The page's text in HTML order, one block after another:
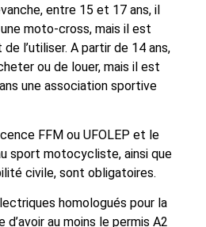
entre 15 et 17 ans, il
moto-cross, mais il est
l’utiliser. A partir de 14 ans,
ou de louer, mais il est
une association sportive
FFM ou UFOLEP et le
sport motocycliste, ainsi que
civile, sont obligatoires.
homologués pour la
au moins le permis A2